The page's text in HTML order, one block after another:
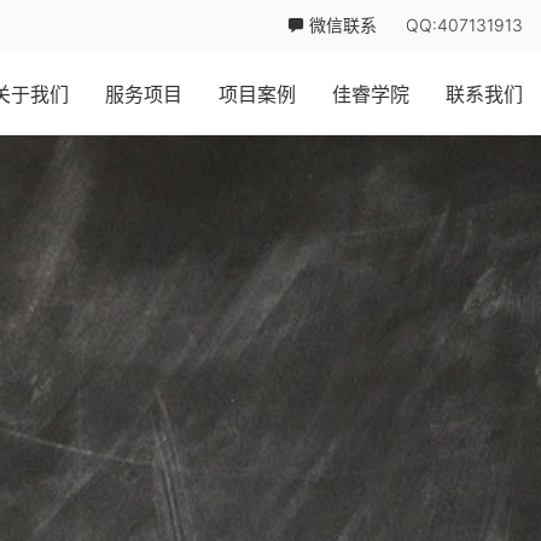
微信联系 QQ:407131913
于我们 服务项目 项目案例 佳睿学院 联系我们